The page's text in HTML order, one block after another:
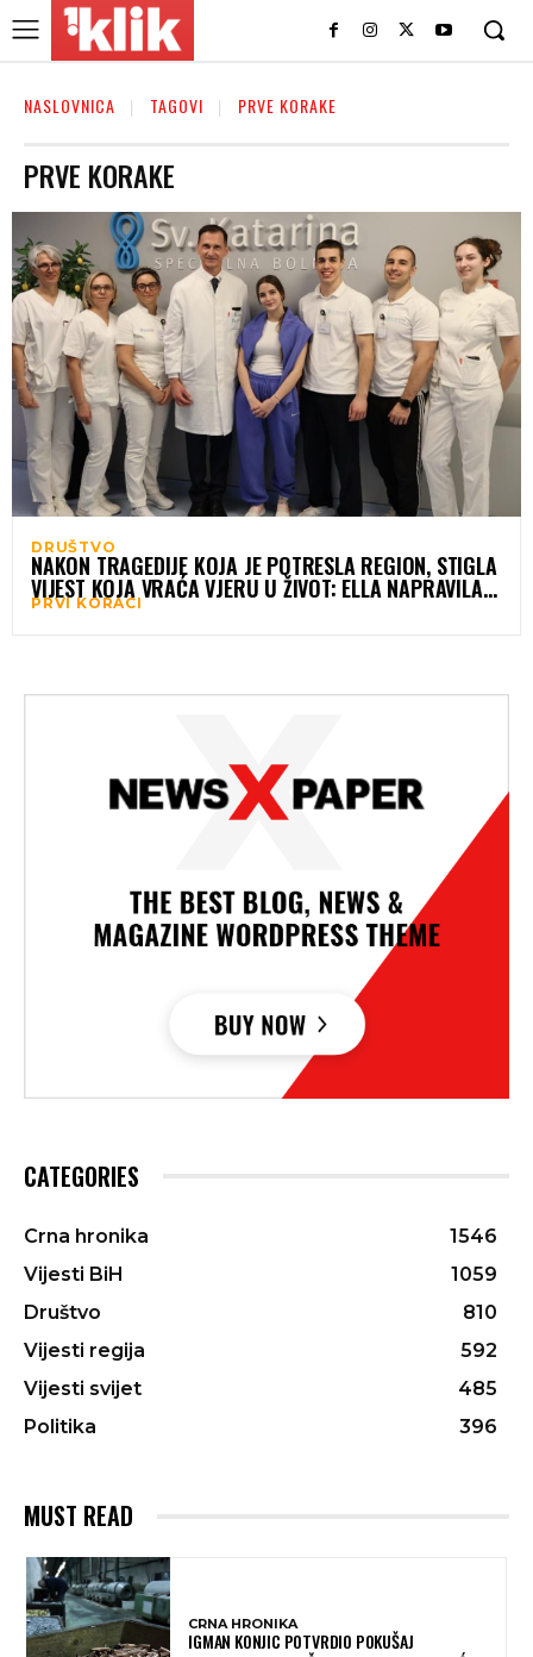
NASLOVNICA TAGOVI PRVE KORAKE
PRVE KORAKE
DRUŠTVO
NAKON TRAGEDIJE KOJA JE POTRESLA REGION, STIGLA
VIJEST KOJA VRAĆA VJERU U ŽIVOT: ELLA NAPRAVILA
PRVE KORAKE
PRVI KORACI
CATEGORIES
Crna hronika
1546
Vijesti BiH
1059
Društvo
810
Vijesti regija
592
Vijesti svijet
485
Politika
396
MUST READ
CRNA HRONIKA
IGMAN KONJIC POTVRDIO POKUŠAJ